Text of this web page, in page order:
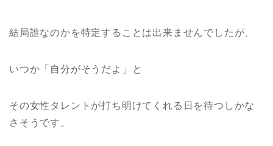
結局誰なのかを特定することは出来ませんでしたが、
いつか「自分がそうだよ」と
その女性タレントが打ち明けてくれる日を待つしかな
さそうです。